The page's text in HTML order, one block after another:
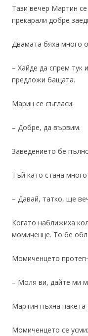
Тази вечер Мартин
прекарали добре
Двамата бяха много
– Хайде да спрем тук
предложи бащата.
Марин се съгласи:
– Добре, да вървим.
Заведението бе
Тъй като стана
– Давай, татко, ще
Когато наближиха
момиченце. То бе
Момиченцето
– Моля ви, дайте ми
Мартин пъхна пакета
Момиченцето се